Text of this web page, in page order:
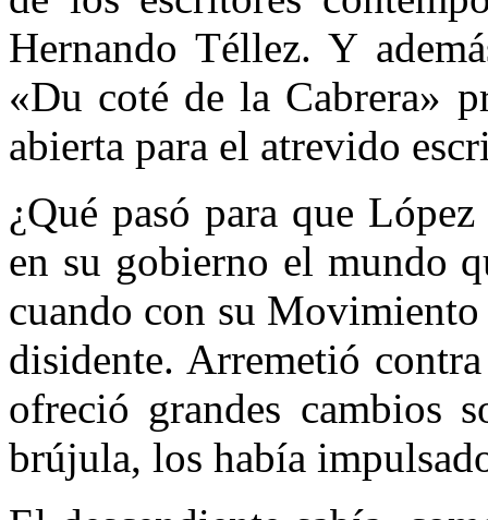
Hernando Téllez. Y
«Du coté de la Cabrera»
abierta para el atrevido
¿Qué pasó para que
en su gobierno el mundo
cuando con su
disidente. Arremetió
ofreció grandes cambios
brújula, los había